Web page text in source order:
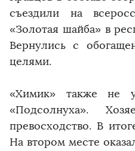
съездили на
«Золотая шайба» в
Вернулись с
целями.
«Химик» также не
«Подсолнуха».
превосходство. В
На втором месте